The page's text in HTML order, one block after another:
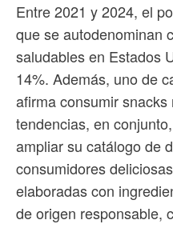
Entre 2021 y 2024, el
que se autodenominan
saludables en Estados
14%. Además, uno de
afirma consumir
tendencias, en
ampliar su catálogo de
consumidores
elaboradas con
de origen responsable,